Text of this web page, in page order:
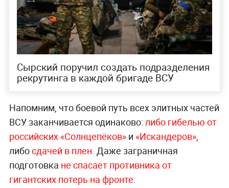
Сырский поручил создать подразделения
рекрутинга в каждой бригаде ВСУ
Напомним, что боевой путь всех элитных частей
ВСУ заканчивается одинаково: либо гибелью от
российских «Солнцепёков»и «Искандеров»,
либосдачей в плен. Даже заграничная
подготовка не спасает противника от
гигантских потерь на фронте.